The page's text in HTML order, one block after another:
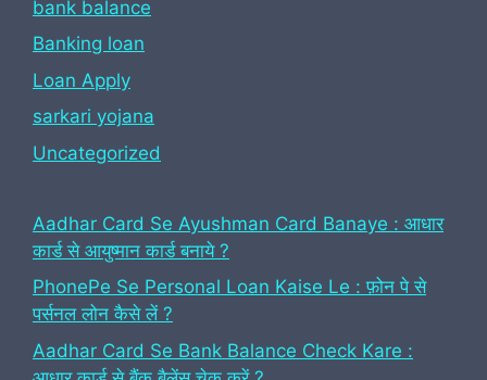
bank balance
Banking loan
Loan Apply
sarkari yojana
Uncategorized
Aadhar Card Se Ayushman Card Banaye : आधार
कार्ड से आयुष्मान कार्ड बनाये ?
PhonePe Se Personal Loan Kaise Le : फ़ोन पे से
पर्सनल लोन कैसे लें ?
Aadhar Card Se Bank Balance Check Kare :